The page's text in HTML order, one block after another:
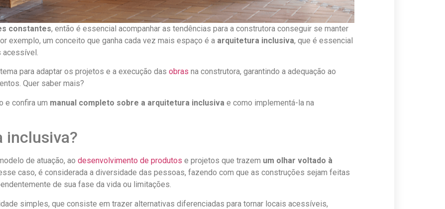
constantes, então é essencial acompanhar as tendências para a construtora conseguir se manter
exemplo, um conceito que ganha cada vez mais espaço é a arquitetura inclusiva, que é essencial
acessível.
para adaptar os projetos e a execução das obras na construtora, garantindo a adequação ao
Quer saber mais?
e confira um manual completo sobre a arquitetura inclusiva e como implementá-la na
inclusiva?
de atuação, ao desenvolvimento de produtos e projetos que trazem um olhar voltado à
caso, é considerada a diversidade das pessoas, fazendo com que as construções sejam feitas
de sua fase da vida ou limitações.
simples, que consiste em trazer alternativas diferenciadas para tornar locais acessíveis,